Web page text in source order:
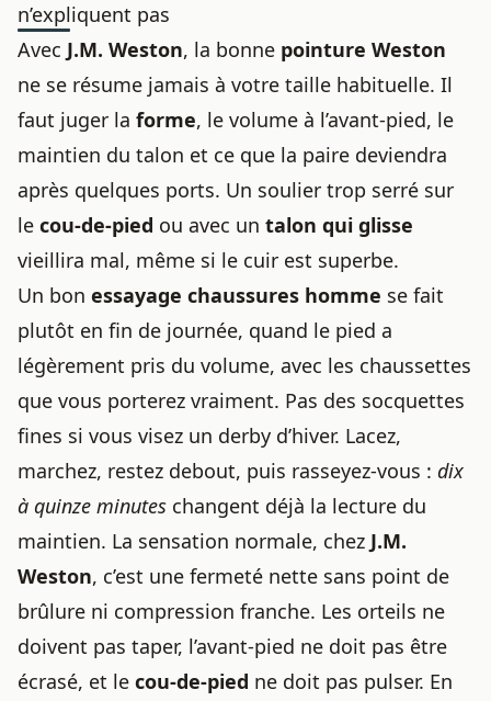
n’expliquent pas
Avec J.M. Weston, la bonne pointure Weston
ne se résume jamais à votre taille habituelle. Il
faut juger la forme, le volume à l’avant-pied, le
maintien du talon et ce que la paire deviendra
après quelques ports. Un soulier trop serré sur
le cou-de-pied ou avec un talon qui glisse
vieillira mal, même si le cuir est superbe.
Un bon essayage chaussures homme se fait
plutôt en fin de journée, quand le pied a
légèrement pris du volume, avec les chaussettes
que vous porterez vraiment. Pas des socquettes
fines si vous visez un derby d’hiver. Lacez,
marchez, restez debout, puis rasseyez-vous : dix
à quinze minutes changent déjà la lecture du
maintien. La sensation normale, chez J.M.
Weston, c’est une fermeté nette sans point de
brûlure ni compression franche. Les orteils ne
doivent pas taper, l’avant-pied ne doit pas être
écrasé, et le cou-de-pied ne doit pas pulser. En